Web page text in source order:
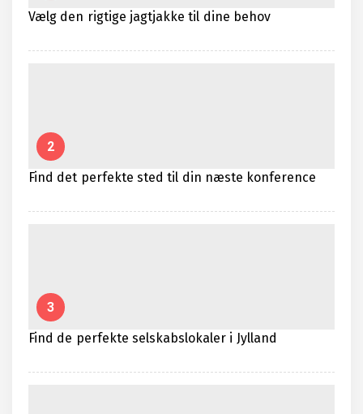
Vælg den rigtige jagtjakke til dine behov
2
Find det perfekte sted til din næste konference
3
Find de perfekte selskabslokaler i Jylland